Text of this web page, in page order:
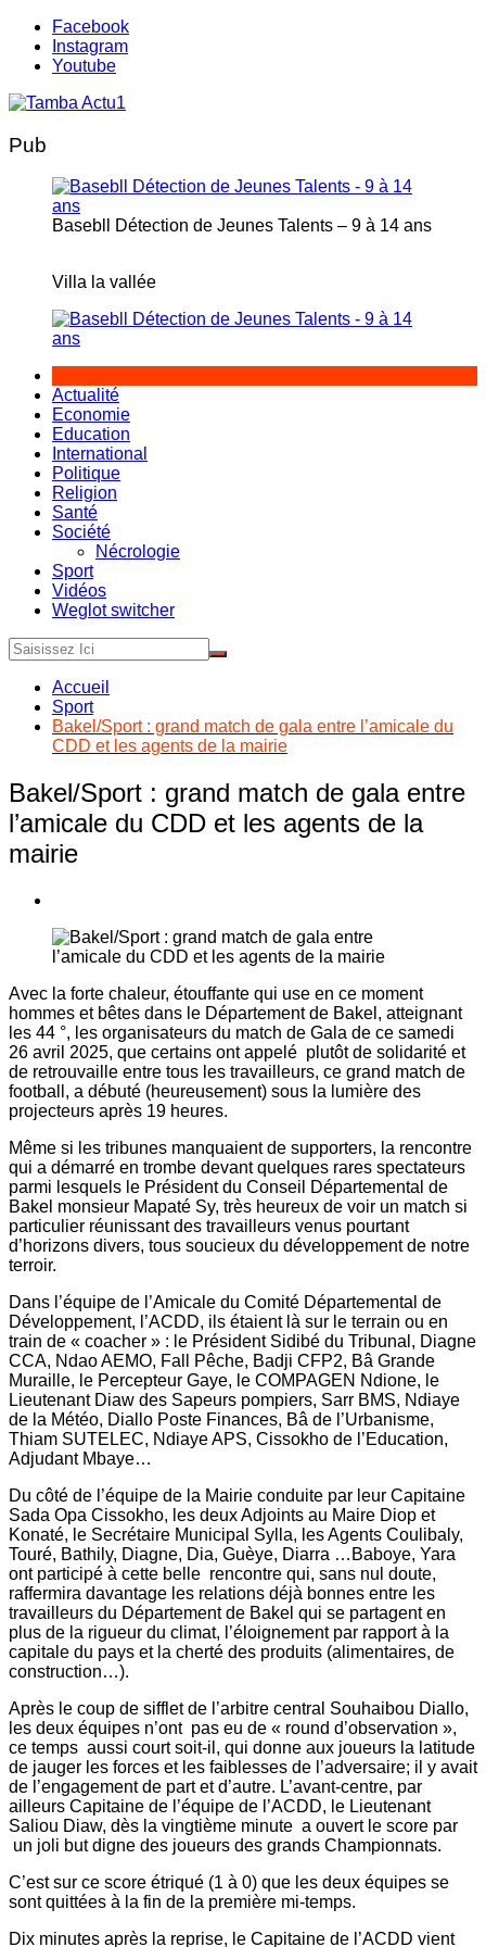
Aller
contenu
Facebook
Instagram
Youtube
Pub
Basebll Détection de Jeunes Talents – 9 à 14 ans
Villa la vallée
Actualité
Economie
Education
International
Politique
Religion
Santé
Société
Nécrologie
Sport
Vidéos
Weglot switcher
Accueil
Sport
Bakel/Sport : grand match de gala entre l’amicale du
CDD et les agents de la mairie
Bakel/Sport : grand match de gala entre
l’amicale du CDD et les agents de la
mairie
Avec la forte chaleur, étouffante qui use en ce moment
hommes et bêtes dans le Département de Bakel, atteignant
les 44 °, les organisateurs du match de Gala de ce samedi
26 avril 2025, que certains ont appelé plutôt de solidarité et
de retrouvaille entre tous les travailleurs, ce grand match de
football, a débuté (heureusement) sous la lumière des
projecteurs après 19 heures.
Même si les tribunes manquaient de supporters, la rencontre
qui a démarré en trombe devant quelques rares spectateurs
parmi lesquels le Président du Conseil Départemental de
Bakel monsieur Mapaté Sy, très heureux de voir un match si
particulier réunissant des travailleurs venus pourtant
d’horizons divers, tous soucieux du développement de notre
terroir.
Dans l’équipe de l’Amicale du Comité Départemental de
Développement, l’ACDD, ils étaient là sur le terrain ou en
train de « coacher » : le Président Sidibé du Tribunal, Diagne
CCA, Ndao AEMO, Fall Pêche, Badji CFP2, Bâ Grande
Muraille, le Percepteur Gaye, le COMPAGEN Ndione, le
Lieutenant Diaw des Sapeurs pompiers, Sarr BMS, Ndiaye
de la Météo, Diallo Poste Finances, Bâ de l’Urbanisme,
Thiam SUTELEC, Ndiaye APS, Cissokho de l’Education,
Adjudant Mbaye…
Du côté de l’équipe de la Mairie conduite par leur Capitaine
Sada Opa Cissokho, les deux Adjoints au Maire Diop et
Konaté, le Secrétaire Municipal Sylla, les Agents Coulibaly,
Touré, Bathily, Diagne, Dia, Guèye, Diarra …Baboye, Yara
ont participé à cette belle rencontre qui, sans nul doute,
raffermira davantage les relations déjà bonnes entre les
travailleurs du Département de Bakel qui se partagent en
plus de la rigueur du climat, l’éloignement par rapport à la
capitale du pays et la cherté des produits (alimentaires, de
construction…).
Après le coup de sifflet de l’arbitre central Souhaibou Diallo,
les deux équipes n’ont pas eu de « round d’observation »,
ce temps aussi court soit-il, qui donne aux joueurs la latitude
de jauger les forces et les faiblesses de l’adversaire; il y avait
de l’engagement de part et d’autre. L’avant-centre, par
ailleurs Capitaine de l’équipe de l’ACDD, le Lieutenant
Saliou Diaw, dès la vingtième minute a ouvert le score par
un joli but digne des joueurs des grands Championnats.
C’est sur ce score étriqué (1 à 0) que les deux équipes se
sont quittées à la fin de la première mi-temps.
Dix minutes après la reprise, le Capitaine de l’ACDD vient